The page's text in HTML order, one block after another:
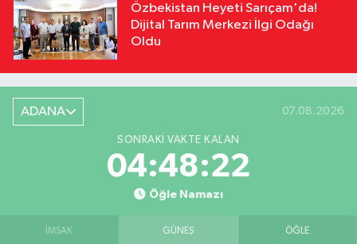
Özbekistan Heyeti Sarıçam'da!
Dijital Tarım Merkezi İlgi Odağı
Oldu
ADANA 07.08.2026
SONRAKI VAKTE KALAN
04:48:21
Öğle Namazı
İMSAK GÜNEŞ ÖĞLE